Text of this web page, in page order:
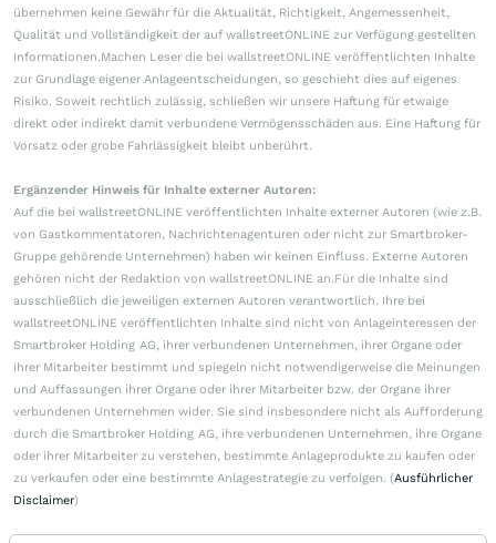
übernehmen keine Gewähr für die Aktualität, Richtigkeit, Angemessenheit,
Qualität und Vollständigkeit der auf wallstreetONLINE zur Verfügung gestellten
Informationen.Machen Leser die bei wallstreetONLINE veröffentlichten Inhalte
zur Grundlage eigener Anlageentscheidungen, so geschieht dies auf eigenes
Risiko. Soweit rechtlich zulässig, schließen wir unsere Haftung für etwaige
direkt oder indirekt damit verbundene Vermögensschäden aus. Eine Haftung für
Vorsatz oder grobe Fahrlässigkeit bleibt unberührt.
Ergänzender Hinweis für Inhalte externer Autoren:
Auf die bei wallstreetONLINE veröffentlichten Inhalte externer Autoren (wie z.B.
von Gastkommentatoren, Nachrichtenagenturen oder nicht zur Smartbroker-
Gruppe gehörende Unternehmen) haben wir keinen Einfluss. Externe Autoren
gehören nicht der Redaktion von wallstreetONLINE an.Für die Inhalte sind
ausschließlich die jeweiligen externen Autoren verantwortlich. Ihre bei
wallstreetONLINE veröffentlichten Inhalte sind nicht von Anlageinteressen der
Smartbroker Holding AG, ihrer verbundenen Unternehmen, ihrer Organe oder
ihrer Mitarbeiter bestimmt und spiegeln nicht notwendigerweise die Meinungen
und Auffassungen ihrer Organe oder ihrer Mitarbeiter bzw. der Organe ihrer
verbundenen Unternehmen wider. Sie sind insbesondere nicht als Aufforderung
durch die Smartbroker Holding AG, ihre verbundenen Unternehmen, ihre Organe
oder ihrer Mitarbeiter zu verstehen, bestimmte Anlageprodukte zu kaufen oder
zu verkaufen oder eine bestimmte Anlagestrategie zu verfolgen. (Ausführlicher
Disclaimer)